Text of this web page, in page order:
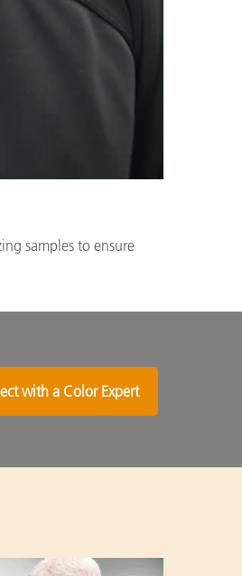
samples to ensure
with a Color Expert